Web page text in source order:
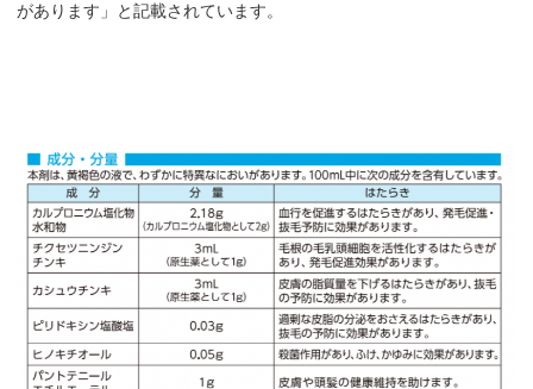
があります」と記載されています。